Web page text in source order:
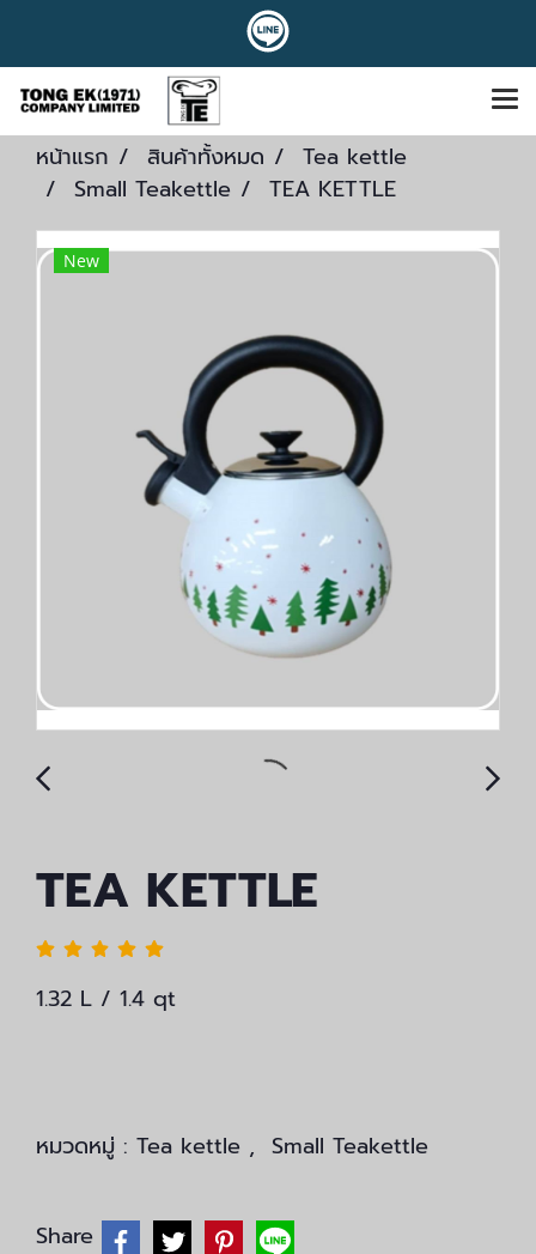
หน้าแรก สินค้าทั้งหมด
Tea kettle
Small Teakettle
TEA KETTLE
New
TEA KETTLE
1.32 L / 1.4 qt
หมวดหมู่ : Tea kettle , Small Teakettle
Share